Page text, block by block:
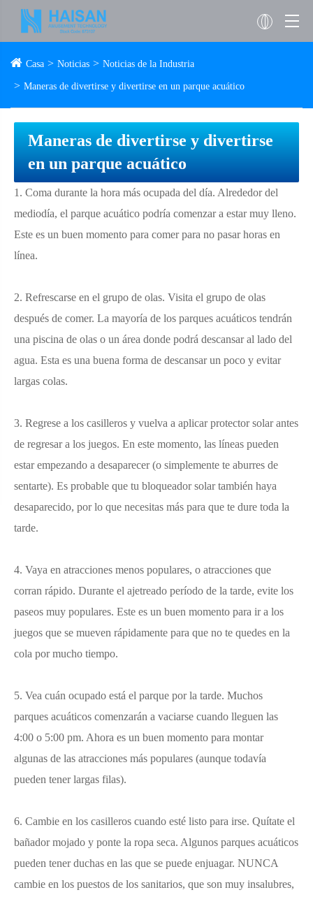
Casa Noticias Noticias de la Industria
Maneras de divertirse y divertirse en un parque acuático
Maneras de divertirse y divertirse
en un parque acuático
1. Coma durante la hora más ocupada del día. Alrededor del
mediodía, el parque acuático podría comenzar a estar muy lleno.
Este es un buen momento para comer para no pasar horas en
línea.
2. Refrescarse en el grupo de olas. Visita el grupo de olas
después de comer. La mayoría de los parques acuáticos tendrán
una piscina de olas o un área donde podrá descansar al lado del
agua. Esta es una buena forma de descansar un poco y evitar
largas colas.
3. Regrese a los casilleros y vuelva a aplicar protector solar antes
de regresar a los juegos. En este momento, las líneas pueden
estar empezando a desaparecer (o simplemente te aburres de
sentarte). Es probable que tu bloqueador solar también haya
desaparecido, por lo que necesitas más para que te dure toda la
tarde.
4. Vaya en atracciones menos populares, o atracciones que
corran rápido. Durante el ajetreado período de la tarde, evite los
paseos muy populares. Este es un buen momento para ir a los
juegos que se mueven rápidamente para que no te quedes en la
cola por mucho tiempo.
5. Vea cuán ocupado está el parque por la tarde. Muchos
parques acuáticos comenzarán a vaciarse cuando lleguen las
4:00 o 5:00 pm. Ahora es un buen momento para montar
algunas de las atracciones más populares (aunque todavía
pueden tener largas filas).
6. Cambie en los casilleros cuando esté listo para irse. Quítate el
bañador mojado y ponte la ropa seca. Algunos parques acuáticos
pueden tener duchas en las que se puede enjuagar. NUNCA
cambie en los puestos de los sanitarios, que son muy insalubres,